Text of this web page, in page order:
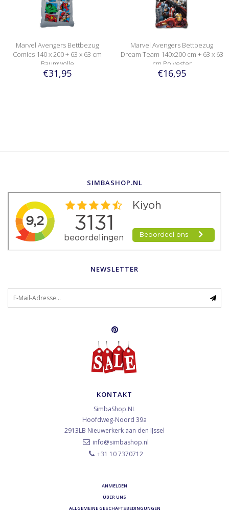
Marvel Avengers Bettbezug
Comics 140 x 200 + 63 x 63 cm
Baumwolle
€31,95
Marvel Avengers Bettbezug
Dream Team 140x200 cm + 63 x 63
cm Polyester
€16,95
SIMBASHOP.NL
NEWSLETTER
KONTAKT
SimbaShop.NL
Hoofdweg-Noord 39a
2913LB Nieuwerkerk aan den IJssel
info@simbashop.nl
+31 10 7370712
ANMELDEN
ÜBER UNS
ALLGEMEINE GESCHÄFTSBEDINGUNGEN